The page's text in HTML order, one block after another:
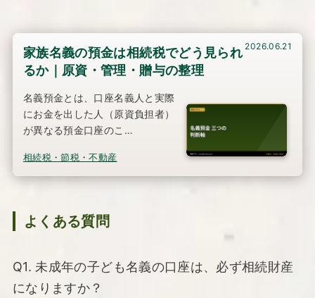
家族名義の預金は相続税でどう見られ
るか｜原資・管理・贈与の整理
名義預金とは、口座名義人と実際
にお金を出した人（原資負担者）
が異なる預金口座のこ…
相続税・節税・不動産
2026.06.21
よくある質問
Q1. 未成年の子ども名義の口座は、必ず相続財産
になりますか？